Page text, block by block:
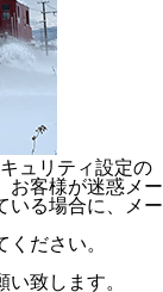
ュリティ設定の
お客様が迷惑メー
いる場合に、メー
ださい。
致します。